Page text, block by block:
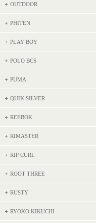
OUTDOOR
PHITEN
PLAY BOY
POLO BCS
PUMA
QUIK SILVER
REEBOK
RIMASTER
RIP CURL
ROOT THREE
RUSTY
RYOKO KIKUCHI